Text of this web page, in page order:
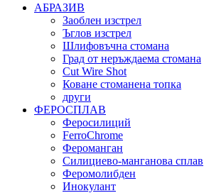
АБРАЗИВ
Заоблен изстрел
Ъглов изстрел
Шлифовъчна стомана
Град от неръждаема стомана
Cut Wire Shot
Коване стоманена топка
други
ФЕРОСПЛАВ
Феросилиций
FerroChrome
Фероманган
Силициево-манганова сплав
Феромолибден
Инокулант